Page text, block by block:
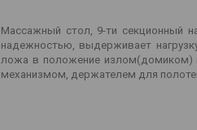
Массажный стол, 9-ти секционный
надежностью, выдерживает
ложа в положение излом(домиком)
механизмом, держателем для